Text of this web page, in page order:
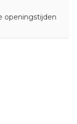
openingstijden